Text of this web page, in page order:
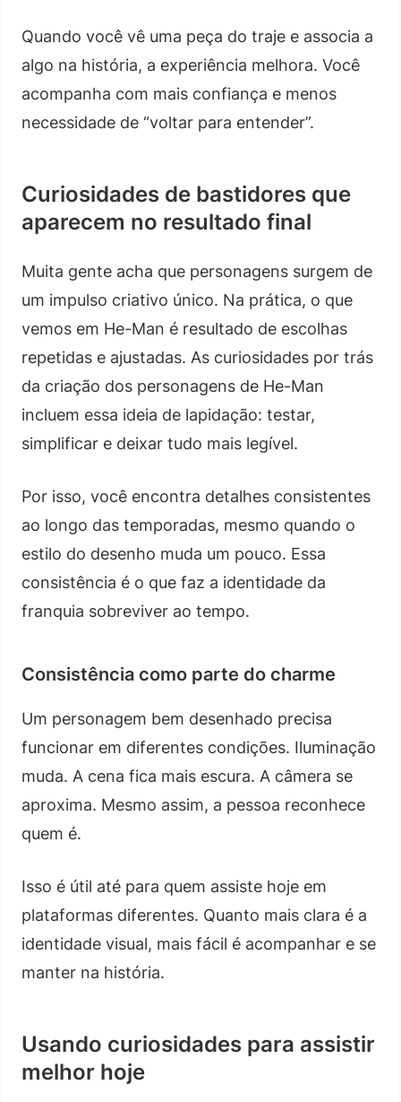
Quando você vê uma peça do traje e associa a
algo na história, a experiência melhora. Você
acompanha com mais confiança e menos
necessidade de “voltar para entender”.
Curiosidades de bastidores que
aparecem no resultado final
Muita gente acha que personagens surgem de
um impulso criativo único. Na prática, o que
vemos em He-Man é resultado de escolhas
repetidas e ajustadas. As curiosidades por trás
da criação dos personagens de He-Man
incluem essa ideia de lapidação: testar,
simplificar e deixar tudo mais legível.
Por isso, você encontra detalhes consistentes
ao longo das temporadas, mesmo quando o
estilo do desenho muda um pouco. Essa
consistência é o que faz a identidade da
franquia sobreviver ao tempo.
Consistência como parte do charme
Um personagem bem desenhado precisa
funcionar em diferentes condições. Iluminação
muda. A cena fica mais escura. A câmera se
aproxima. Mesmo assim, a pessoa reconhece
quem é.
Isso é útil até para quem assiste hoje em
plataformas diferentes. Quanto mais clara é a
identidade visual, mais fácil é acompanhar e se
manter na história.
Usando curiosidades para assistir
melhor hoje